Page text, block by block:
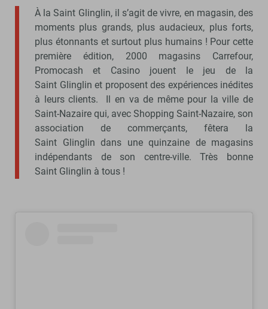
À la Saint Glinglin, il s’agit de vivre, en magasin, des
moments plus grands, plus audacieux, plus forts,
plus étonnants et surtout plus humains ! Pour cette
première édition, 2000 magasins Carrefour,
Promocash et Casino jouent le jeu de la
Saint Glinglin et proposent des expériences inédites
à leurs clients. Il en va de même pour la ville de
Saint-Nazaire qui, avec Shopping Saint-Nazaire, son
association de commerçants, fêtera la
Saint Glinglin dans une quinzaine de magasins
indépendants de son centre-ville. Très bonne
Saint Glinglin à tous !